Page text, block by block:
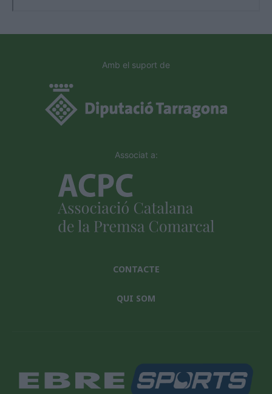
Amb el suport de
Associat a:
CONTACTE
QUI SOM